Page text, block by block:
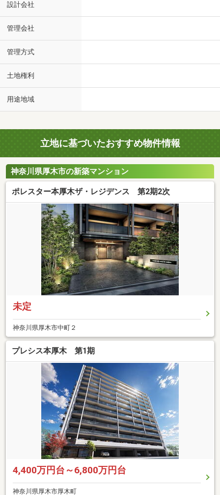
設計会社
管理会社
管理方式
土地権利
用途地域
立地に基づいたおすすめ物件情報
神奈川県厚木市の新築マンション
ポレスター本厚木ザ・レジデンス 第2期2次
未定
神奈川県厚木市中町２
プレシス本厚木 第1期
4,400万円台～6,800万円台
神奈川県厚木市厚木町